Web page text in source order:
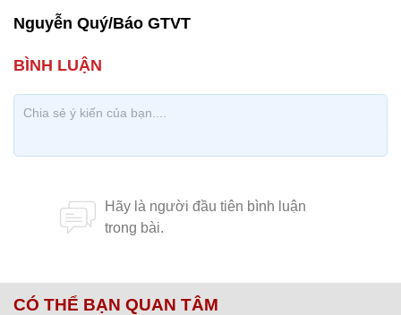
Nguyễn Quý/Báo GTVT
CÓ THỂ BẠN QUAN TÂM